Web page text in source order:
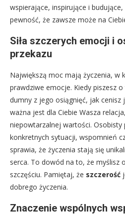
wspierające, inspirujące i
pewność, że zawsze może na
Siła szczerych emocji i
przekazu
Największą moc mają życzenia, w
prawdziwe emocje. Kiedy piszesz
dumny z jego osiągnięć, jak cenisz
ważna jest dla Ciebie Wasza
niepowtarzalnej wartości. Osobisty
konkretnych sytuacji, wspomnień
sprawia, że życzenia stają się
serca. To dowód na to, że myślisz
szczęściu. Pamiętaj, że szczerość
dobrego życzenia.
Znaczenie wspólnych